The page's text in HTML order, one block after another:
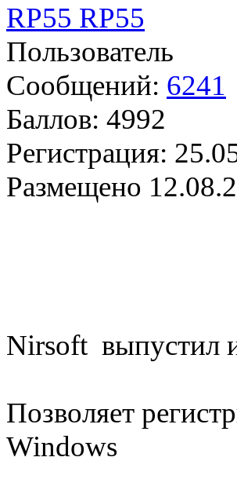
RP55 RP55
Пользователь
Сообщений: 6241
Баллов: 4992
Регистрация:
Размещено
Nirsoft выпустил
Позволяет
Windows